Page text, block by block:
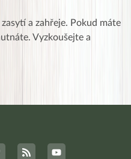
a zahřeje. Pokud máte
Vyzkoušejte a